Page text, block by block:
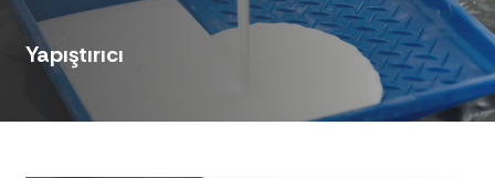
Yapıştırıcı